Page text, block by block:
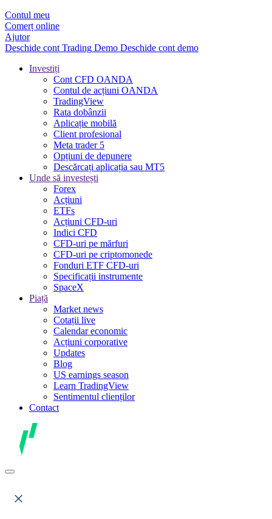
Contul meu
Comerț online
Ajutor
Deschide cont Trading Demo Deschide cont demo
Investiți
Cont CFD OANDA
Contul de acțiuni OANDA
TradingView
Rata dobânzii
Aplicație mobilă
Client profesional
Meta trader 5
Opțiuni de depunere
Descărcați aplicația sau MT5
Unde să investești
Forex
Acțiuni
ETFs
Acțiuni CFD-uri
Indici CFD
CFD-uri pe mărfuri
CFD-uri pe criptomonede
Fonduri ETF CFD-uri
Specificații instrumente
SpaceX
Piață
Market news
Cotații live
Calendar economic
Acțiuni corporative
Updates
Blog
US earnings season
Learn TradingView
Sentimentul clienților
Contact